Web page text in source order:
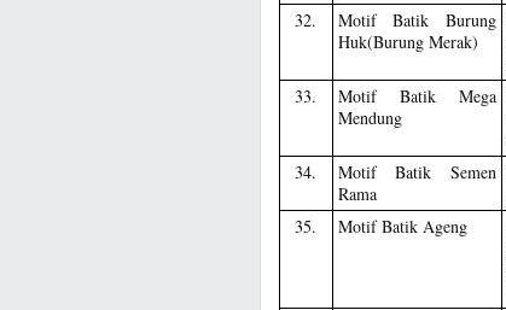
32.
Motif Batik Burung
Huk(Burung Merak)
33.
Motif Batik Mega
Mendung
34.
Motif Batik Semen
Rama
35.
Motif Batik Ageng